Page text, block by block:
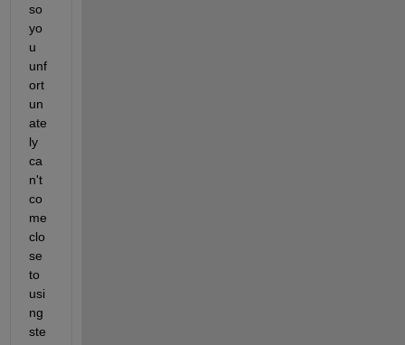
so
yo
u
unf
ort
un
ate
ly
ca
n't
co
me
clo
se
to
usi
ng
ste